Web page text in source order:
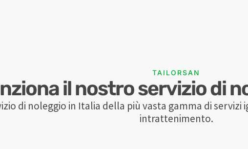
TAILORSAN
il nostro servizio di
di noleggio in Italia della più vasta gamma di servizi
intrattenimento.